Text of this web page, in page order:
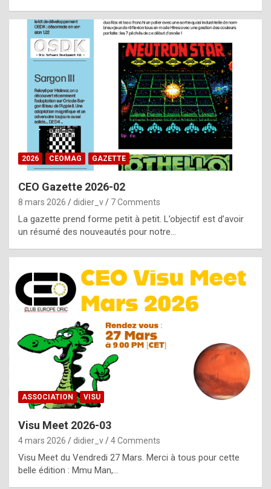
o
m
m
a
y
b
e
b
y
g
e
n
u
i
n
e
R
o
p
l
2026 CEOMAG GAZETTE
CEO Gazette 2026-02
8 mars 2026 didier_v 7 Comments
La gazette prend forme petit à petit. L’objectif est d’avoir
un résumé des nouveautés pour notre…
ASSOCIATION VISU
Visu Meet 2026-03
4 mars 2026 didier_v 4 Comments
Visu Meet du Vendredi 27 Mars. Merci à tous pour cette
belle édition : Mmu Man,…